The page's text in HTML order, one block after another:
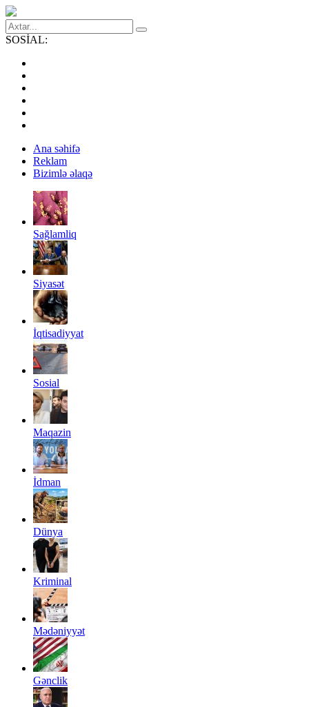
SOSİAL:
Ana səhifə
Reklam
Bizimlə əlaqə
Sağlamliq
Siyasət
İqtisadiyyat
Sosial
Maqazin
İdman
Dünya
Kriminal
Mədəniyyət
Gənclik